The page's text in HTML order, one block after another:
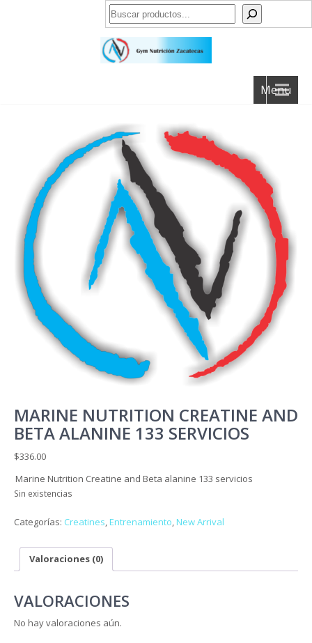
Buscar
Menu
MARINE NUTRITION CREATINE AND
BETA ALANINE 133 SERVICIOS
$336.00
Marine Nutrition Creatine and Beta alanine 133 servicios
Sin existencias
Categorías: Creatines,Entrenamiento,New Arrival
Valoraciones (0)
VALORACIONES
No hay valoraciones aún.